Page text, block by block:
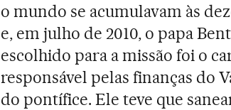
o mundo se acumulavam às
e, em julho de 2010, o papa
escolhido para a missão foi o
responsável pelas finanças do
do pontífice. Ele teve que